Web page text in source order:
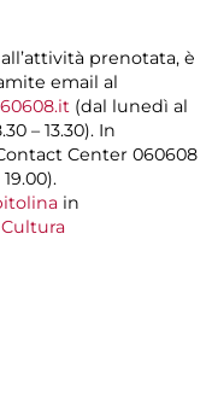
prenotata, è
email al
(dal lunedì al
– 13.30). In
Center 060608
in